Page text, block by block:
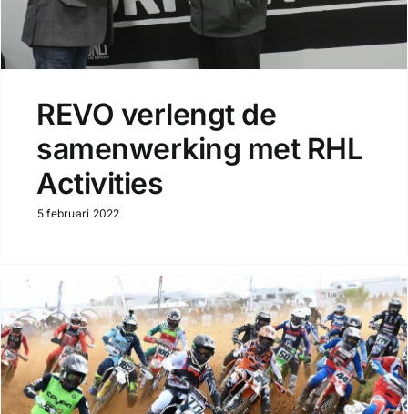
REVO verlengt de
samenwerking met RHL
Activities
5 februari 2022